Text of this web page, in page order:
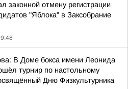
законной отмену регистрации
"Яблока" в Заксобрание
В Доме бокса имени Леонида
турнир по настольному
Дню Физкультурника